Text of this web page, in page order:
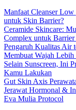
Manfaat Cleanser
untuk Skin Barrier?
Ceramide Skincare:
Complex untuk
Pengaruh Kualitas Air
Membuat Wajah
Selain Sunscreen, Ini
Kamu Lakukan
Gut Skin Axis
Jerawat Hormonal &
Eva Mulia Protocol